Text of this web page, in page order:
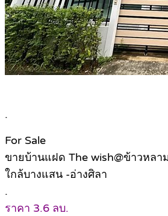
.
For Sale
ขายบ้านแฝด The wish@ข้าวหล
ใกล้บางแสน -อ่างศิลา
.
ราคา 3.6 ลบ.